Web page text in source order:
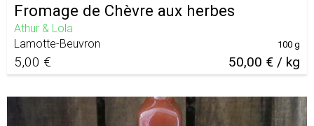
Fromage de Chèvre aux herbes
Athur & Lola
Lamotte-Beuvron
5,00 € 50,00 € / kg
100 g